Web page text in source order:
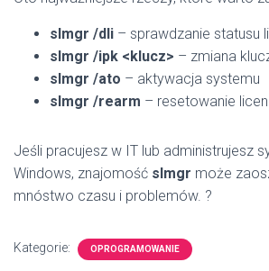
slmgr /dli – sprawdzanie statusu
slmgr /ipk <klucz> – zmiana
slmgr /ato – aktywacja systemu
slmgr /rearm – resetowanie
Jeśli pracujesz w IT lub administrujesz
Windows, znajomość slmgr może
mnóstwo czasu i problemów. ?
Kategorie: OPROGRAMOWANIE